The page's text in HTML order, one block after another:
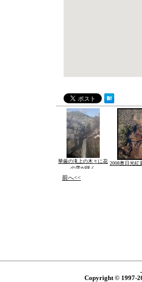
華厳の滝上の木々に花
の雪が咲く
2008奥日光紅
前へ<<
Copyright © 1997-